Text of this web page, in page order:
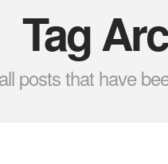
Tag
posts that have